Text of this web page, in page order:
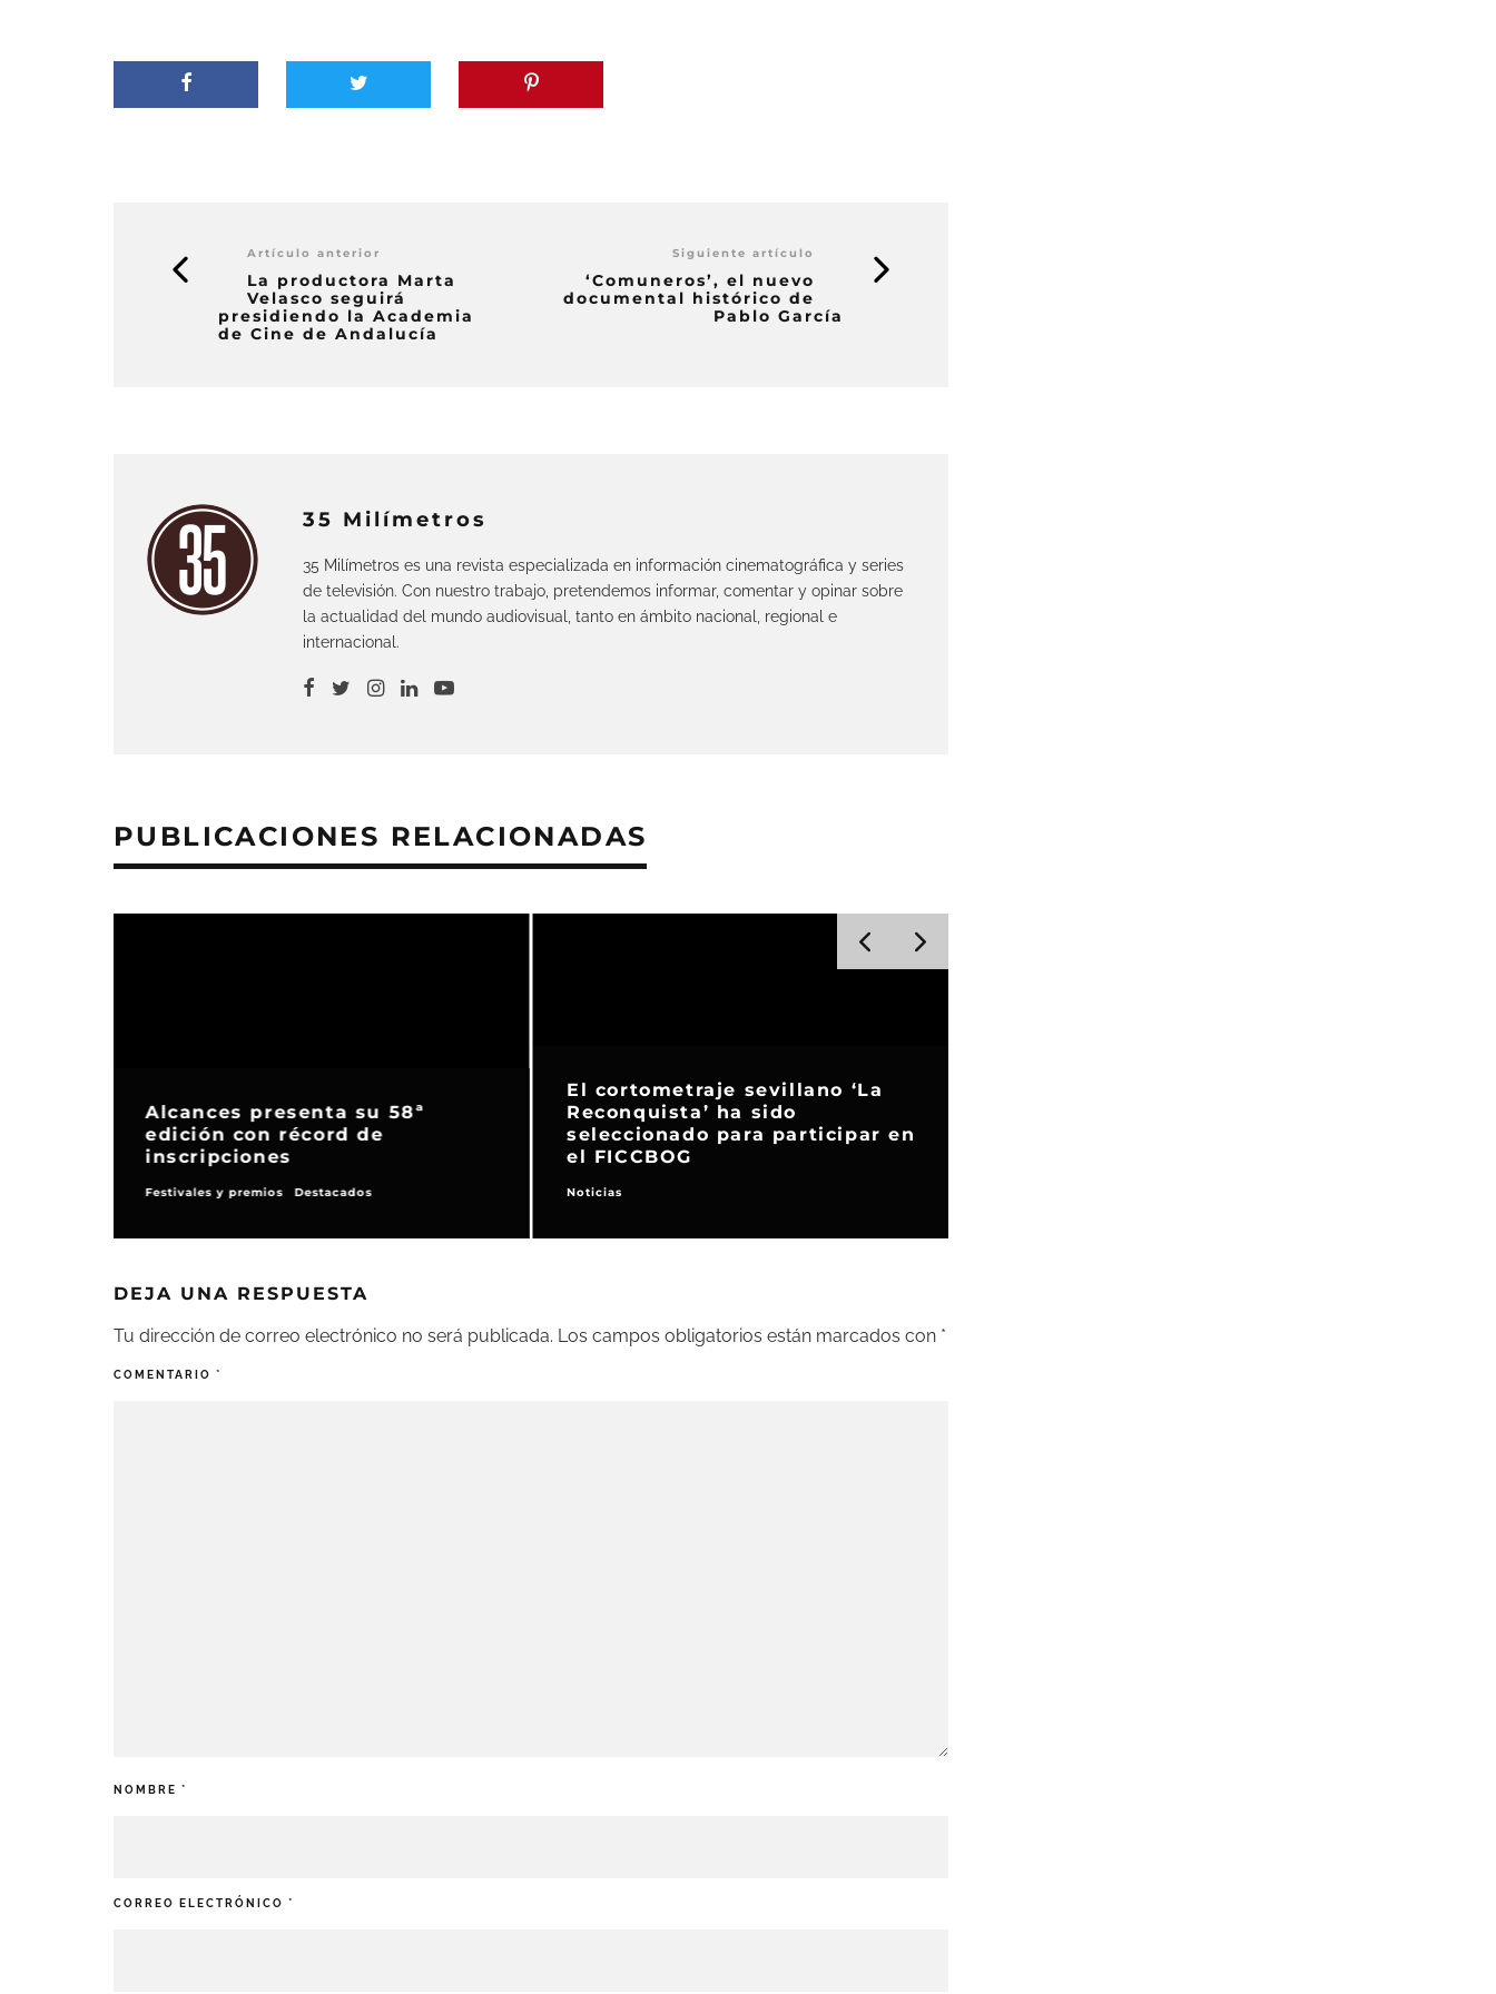
Artículo anterior
La productora Marta
Velasco seguirá
presidiendo la Academia
de Cine de Andalucía
Siguiente artículo
‘Comuneros’, el nuevo
documental histórico de
Pablo García
35 Milímetros
35 Milímetros es una revista especializada en información cinematográfica y series
de televisión. Con nuestro trabajo, pretendemos informar, comentar y opinar sobre
la actualidad del mundo audiovisual, tanto en ámbito nacional, regional e
internacional.
PUBLICACIONES RELACIONADAS
Alcances presenta su 58ª
edición con récord de
inscripciones
Festivales y premios Destacados
El cortometraje sevillano ‘La
Reconquista’ ha sido
seleccionado para participar en
el FICCBOG
Noticias
DEJA UNA RESPUESTA
Tu dirección de correo electrónico no será publicada. Los campos obligatorios están marcados con *
COMENTARIO *
NOMBRE *
CORREO ELECTRÓNICO *